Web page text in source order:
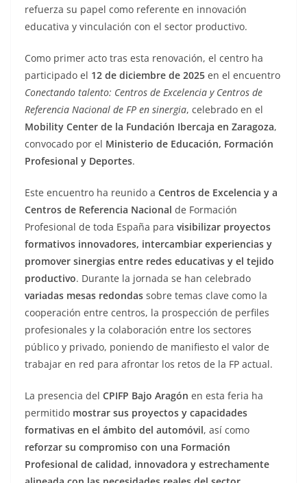
refuerza su papel como referente en innovación
educativa y vinculación con el sector productivo.
Como primer acto tras esta renovación, el centro ha
participado el 12 de diciembre de 2025 en el encuentro
Conectando talento: Centros de Excelencia y Centros de
Referencia Nacional de FP en sinergia, celebrado en el
Mobility Center de la Fundación Ibercaja en Zaragoza,
convocado por el Ministerio de Educación, Formación
Profesional y Deportes.
Este encuentro ha reunido a Centros de Excelencia y a
Centros de Referencia Nacional de Formación
Profesional de toda España para visibilizar proyectos
formativos innovadores, intercambiar experiencias y
promover sinergias entre redes educativas y el tejido
productivo. Durante la jornada se han celebrado
variadas mesas redondas sobre temas clave como la
cooperación entre centros, la prospección de perfiles
profesionales y la colaboración entre los sectores
público y privado, poniendo de manifiesto el valor de
trabajar en red para afrontar los retos de la FP actual.
La presencia del CPIFP Bajo Aragón en esta feria ha
permitido mostrar sus proyectos y capacidades
formativas en el ámbito del automóvil, así como
reforzar su compromiso con una Formación
Profesional de calidad, innovadora y estrechamente